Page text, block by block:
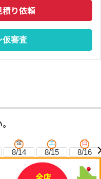
り依頼
仮審査
金
8/14
土
8/15
日
8/16